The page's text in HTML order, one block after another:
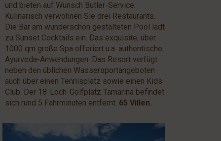
und bieten auf Wunsch Butler-Service.
Kulinarisch verwöhnen Sie drei Restaurants.
Die Bar am wunderschön gestalteten Pool lädt
zu Sunset Cocktails ein. Das exquisite, über
1000 qm große Spa offeriert u.a. authentische
Ayurveda-Anwendungen. Das Resort verfügt
neben den üblichen Wassersportangeboten
auch über einen Tennisplatz sowie einen Kids
Club. Der 18-Loch-Golfplatz Tamarina befindet
sich rund 5 Fahrminuten entfernt. 65 Villen.